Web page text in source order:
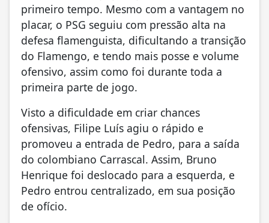
primeiro tempo. Mesmo com a vantagem no
placar, o PSG seguiu com pressão alta na
defesa flamenguista, dificultando a transição
do Flamengo, e tendo mais posse e volume
ofensivo, assim como foi durante toda a
primeira parte de jogo.
Visto a dificuldade em criar chances
ofensivas, Filipe Luís agiu o rápido e
promoveu a entrada de Pedro, para a saída
do colombiano Carrascal. Assim, Bruno
Henrique foi deslocado para a esquerda, e
Pedro entrou centralizado, em sua posição
de ofício.